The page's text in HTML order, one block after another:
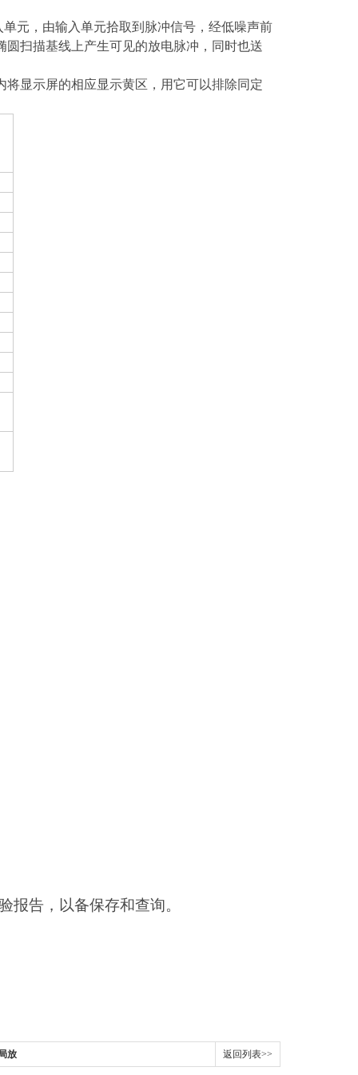
元，由输入单元拾取到脉冲信号，经低噪声前
扫描基线上产生可见的放电脉冲，同时也送
将显示屏的相应显示黄区，用它可以排除同定
报告 ，以备保存和查询。
放 返回列表>>